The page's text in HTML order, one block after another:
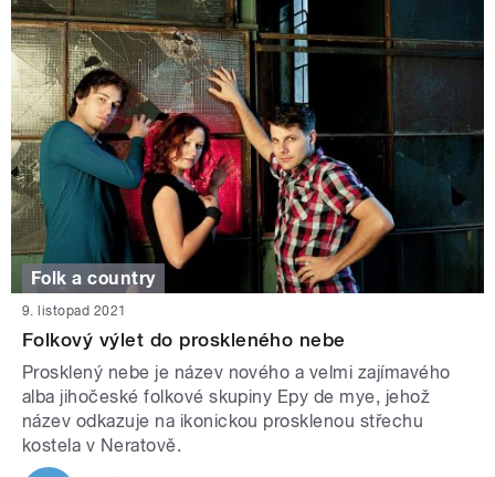
Folk a country
9. listopad 2021
Folkový výlet do proskleného nebe
Prosklený nebe je název nového a velmi zajímavého
alba jihočeské folkové skupiny Epy de mye, jehož
název odkazuje na ikonickou prosklenou střechu
kostela v Neratově.